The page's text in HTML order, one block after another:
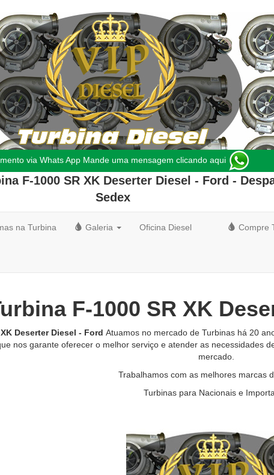
via Whats App Mande uma mensagem clicando aqui
F-1000 SR XK Deserter Diesel - Ford -
Sedex
na Turbina Galeria Oficina Diesel Compre
F-1000 SR XK
Deserter Diesel - Ford Atuamos no mercado de Turbinas há 20
nos garante oferecer o melhor serviço e atender as necessidades
mercado.
Trabalhamos com as melhores marcas
Turbinas para Nacionais e